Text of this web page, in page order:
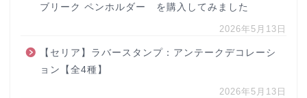
ブリーク ペンホルダー を購入してみました
2026年5月13日
【セリア】ラバースタンプ：アンテークデコレーシ
ョン【全4種】
2026年5月13日